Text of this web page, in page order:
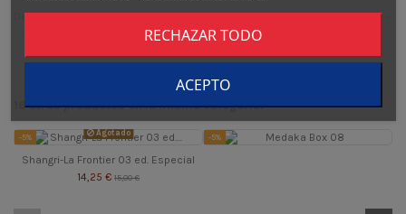
Detalles del producto
16 otros productos en la misma categoría:
-5% Agotado
Shangri-La Frontier 03 ed. Especial
14,25 € 15,00 €
-5%
RECHAZAR TODO
ACEPTO